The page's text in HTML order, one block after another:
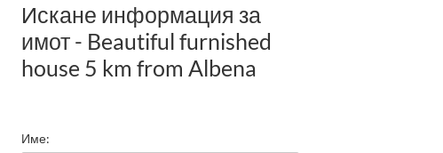
Искане информация за
имот - Beautiful furnished
house 5 km from Albena
Име: